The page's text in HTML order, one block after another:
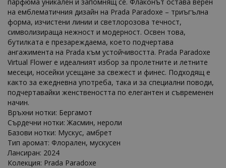
на емблематичния дизайн на Prada Paradoxe – триъгълна
форма, изчистени линии и светлорозова течност,
символизираща нежност и модерност. Освен това,
бутилката е презареждаема, което подчертава
ангажимента на Prada към устойчивостта. Prada Paradoxe
Virtual Flower е идеалният избор за пролетните и летните
месеци, носейки усещане за свежест и финес. Подходящ е
както за ежедневна употреба, така и за специални поводи,
подчертавайки женствеността по елегантен и съвременен
начин.
Връхни нотки: Бергамот
Сърдечни нотки: Жасмин, нероли
Базови нотки: Мускус, амбрет
Тип аромат: Флорален, мускусен
Лансиран: 2024
Колекция: Prada Paradoxe